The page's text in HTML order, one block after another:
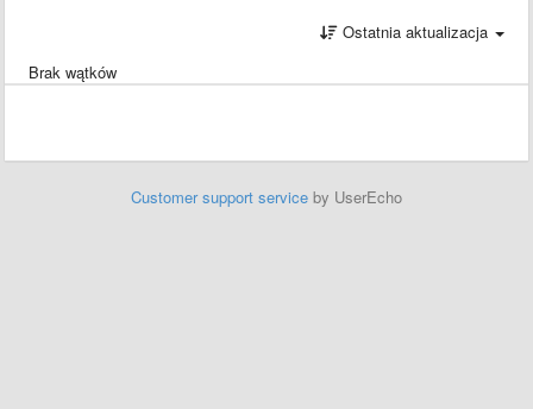
Ostatnia aktualizacja
Brak wątków
Customer support service by UserEcho